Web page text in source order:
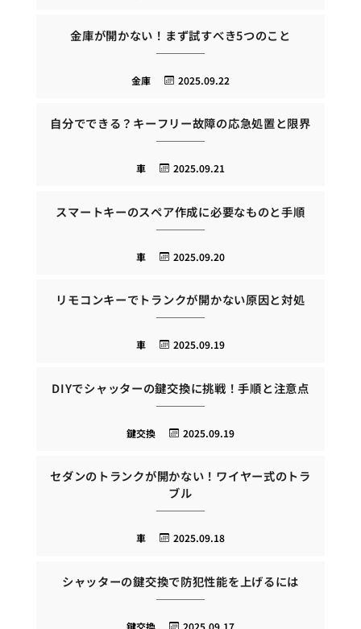
金庫が開かない！まず試すべき5つのこと
2025.09.22
金庫
自分でできる？キーフリー故障の応急処置と限界
2025.09.21
車
スマートキーのスペア作成に必要なものと手順
2025.09.20
車
リモコンキーでトランクが開かない原因と対処
2025.09.19
車
DIYでシャッターの鍵交換に挑戦！手順と注意点
2025.09.19
鍵交換
セダンのトランクが開かない！ワイヤー式のトラ
ブル
2025.09.18
車
シャッターの鍵交換で防犯性能を上げるには
2025.09.17
鍵交換